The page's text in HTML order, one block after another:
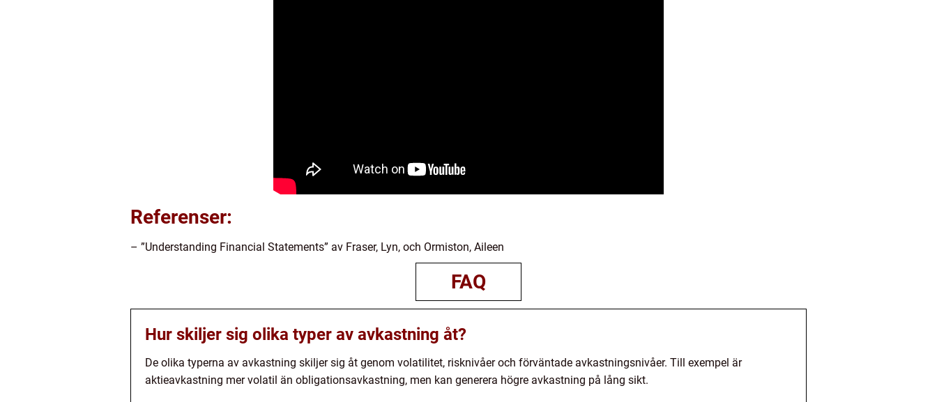
Referenser:
– ”Understanding Financial Statements” av Fraser, Lyn, och Ormiston, Aileen
FAQ
Hur skiljer sig olika typer av avkastning åt?
De olika typerna av avkastning skiljer sig åt genom volatilitet, risknivåer och förväntade avkastningsnivåer. Till exempel är
aktieavkastning mer volatil än obligationsavkastning, men kan generera högre avkastning på lång sikt.